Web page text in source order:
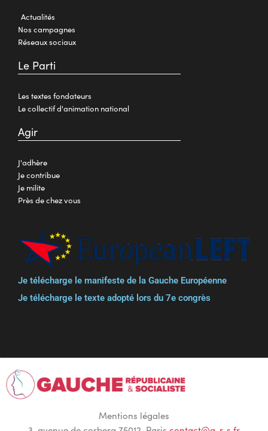
Actualités
Nos campagnes
Réseaux sociaux
Le Parti
Les textes fondateurs
Le collectif d'animation national
Agir
J'adhère
Je contribue
Je milite
Près de chez vous
Je télécharge le manifeste de la Gauche Européenne
Je télécharge le texte adopté lors du 7e congrès
Mentions légales